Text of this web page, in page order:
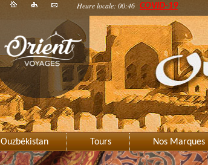
Heure locale: 00:46 COVID-19
Ouzbékistan Tours Nos Marques